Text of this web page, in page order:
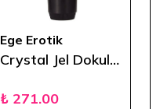
Ege Erotik
Crystal Jel Dokulu Vibratör 17 cm - Kırmızı
₺ 271.00